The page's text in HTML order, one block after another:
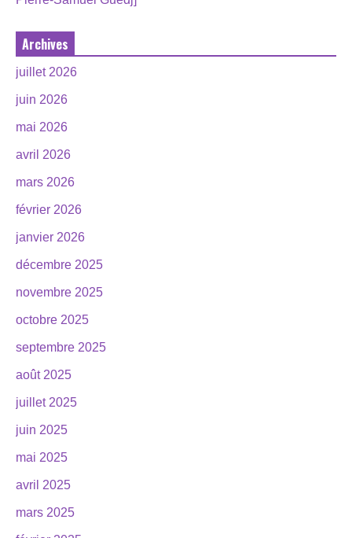
Archives
juillet 2026
juin 2026
mai 2026
avril 2026
mars 2026
février 2026
janvier 2026
décembre 2025
novembre 2025
octobre 2025
septembre 2025
août 2025
juillet 2025
juin 2025
mai 2025
avril 2025
mars 2025